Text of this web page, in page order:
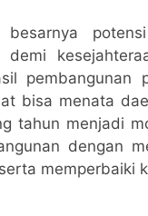
besarnya
pembangunan
bisa menata
tahun menjadi
dengan
memperbaiki